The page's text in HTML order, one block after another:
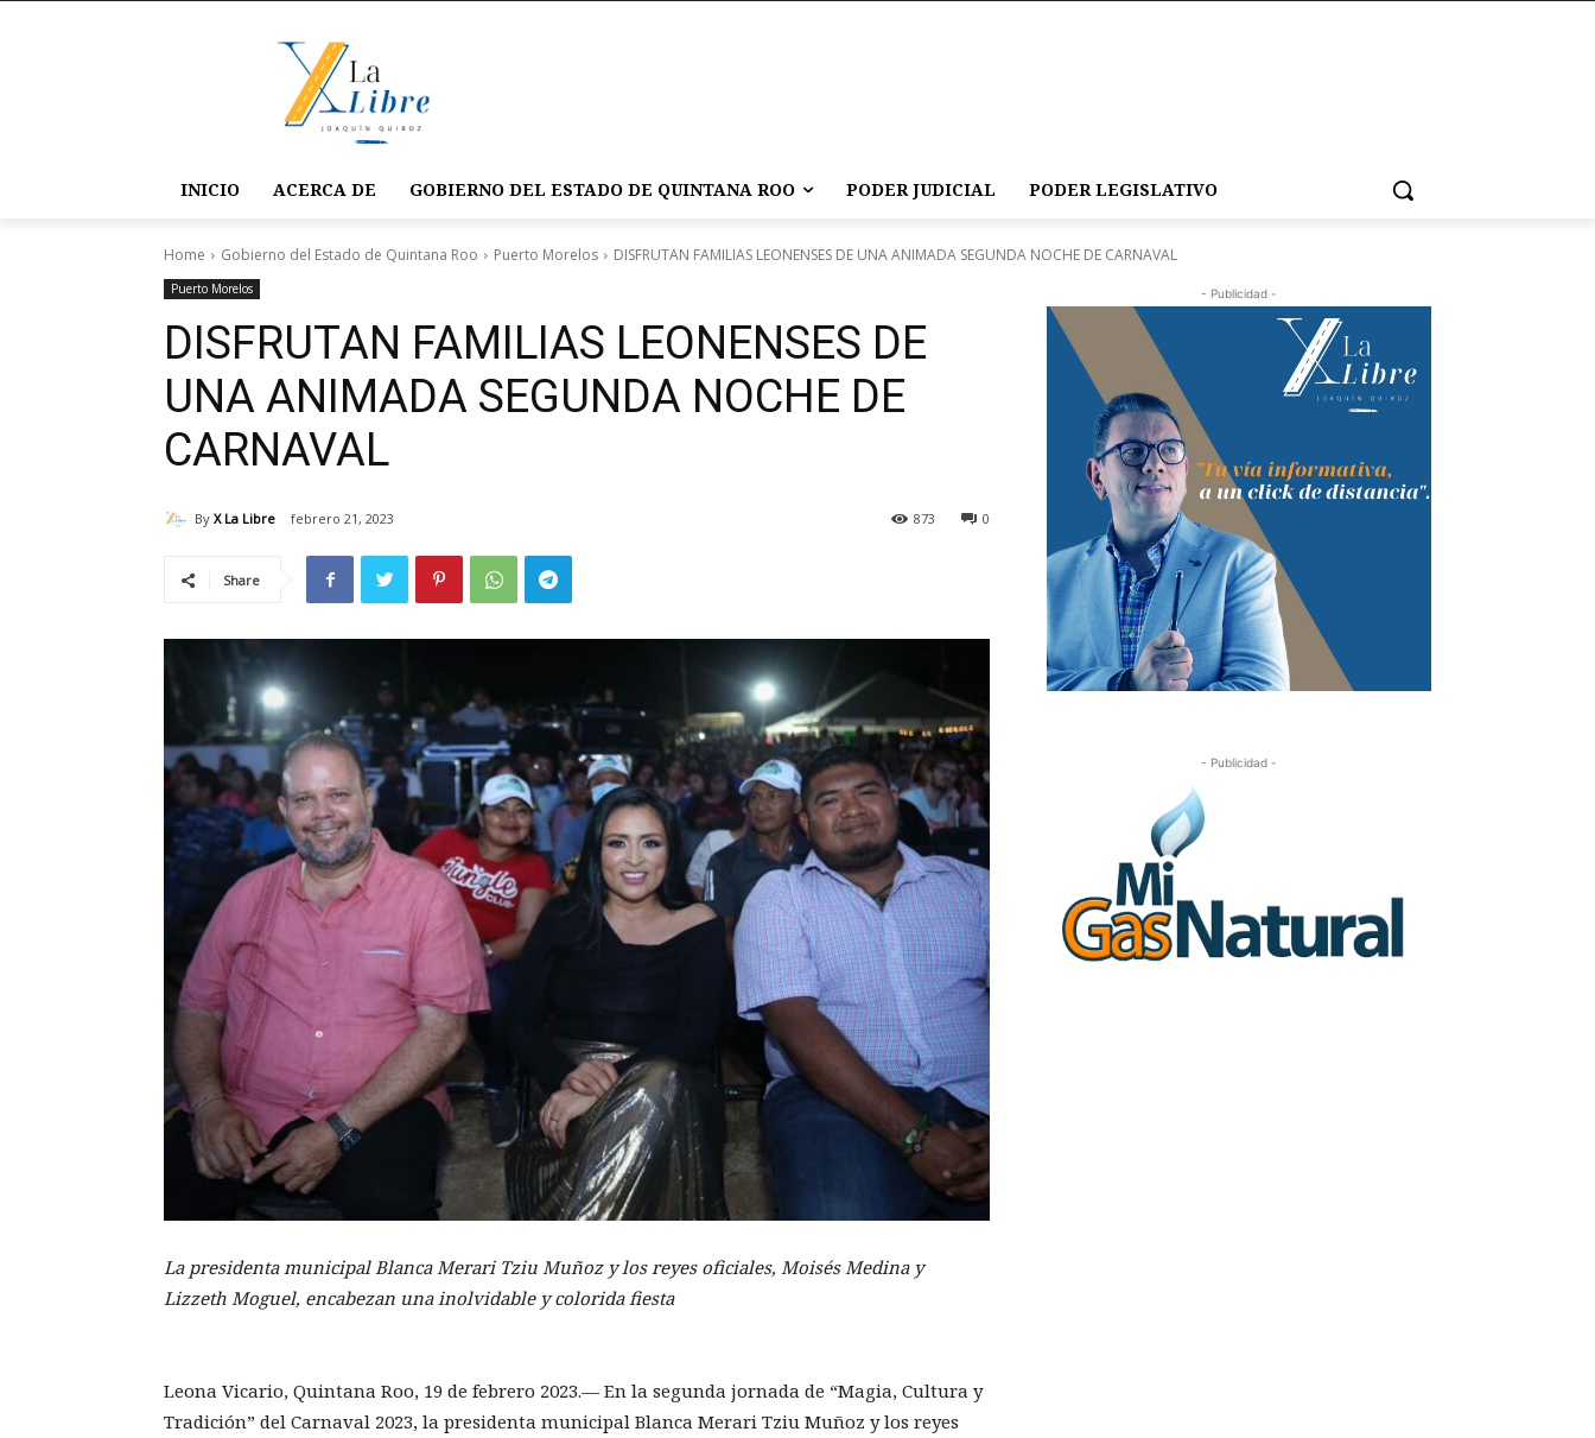
INICIO ACERCA DE GOBIERNO DEL ESTADO DE QUINTANA ROO PODER JUDICIAL PODER LEGISLATIVO
Home Gobierno del Estado de Quintana Roo Puerto Morelos DISFRUTAN FAMILIAS LEONENSES DE UNA ANIMADA SEGUNDA NOCHE DE CARNAVAL
Puerto Morelos
DISFRUTAN FAMILIAS LEONENSES DE
UNA ANIMADA SEGUNDA NOCHE DE
CARNAVAL
By X La Libre febrero 21, 2023 0
873
Share
La presidenta municipal Blanca Merari Tziu Muñoz y los reyes oficiales, Moisés Medina y
Lizzeth Moguel, encabezan una inolvidable y colorida fiesta
Leona Vicario, Quintana Roo, 19 de febrero 2023.— En la segunda jornada de “Magia, Cultura y
Tradición” del Carnaval 2023, la presidenta municipal Blanca Merari Tziu Muñoz y los reyes
- Publicidad -
- Publicidad -